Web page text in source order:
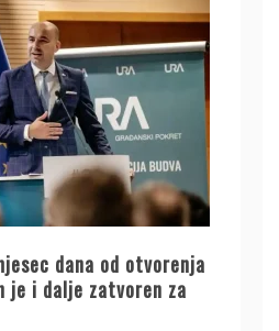
dana od otvorenja
je i dalje zatvoren za